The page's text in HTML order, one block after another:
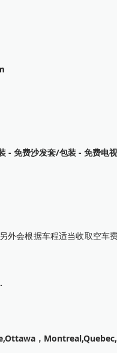
- 免费沙发套/包装 - 免费电
外会根据车程适当收取空车
，